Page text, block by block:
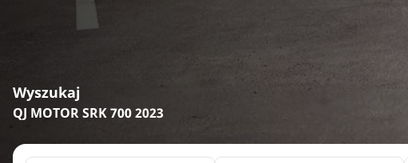
Wyszukaj
QJ MOTOR SRK 700 2023